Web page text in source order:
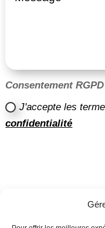
Consentement RGPD
J'accepte les
confidentialité